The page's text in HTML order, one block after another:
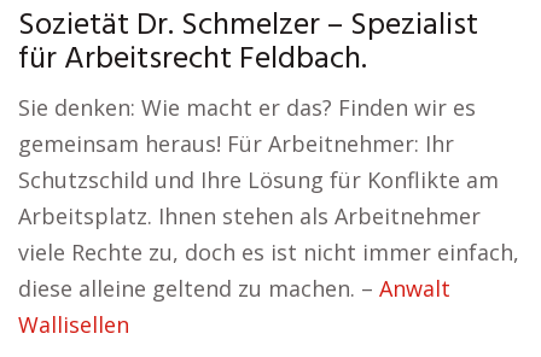
Sozietät Dr. Schmelzer – Spezialist
für Arbeitsrecht Feldbach.
Sie denken: Wie macht er das? Finden wir es
gemeinsam heraus! Für Arbeitnehmer: Ihr
Schutzschild und Ihre Lösung für Konflikte am
Arbeitsplatz. Ihnen stehen als Arbeitnehmer
viele Rechte zu, doch es ist nicht immer einfach,
diese alleine geltend zu machen. – Anwalt
Wallisellen